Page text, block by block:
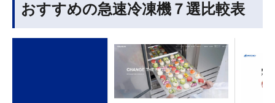
おすすめの急速冷凍機７選比較表